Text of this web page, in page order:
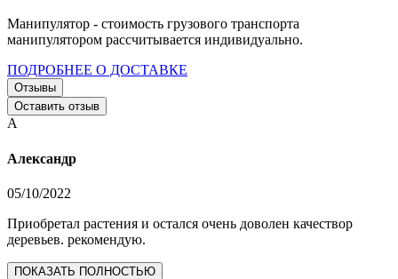
Манипулятор - стоимость грузового транспорта
манипулятором рассчитывается индивидуально.
ПОДРОБНЕЕ О ДОСТАВКЕ
Отзывы
Оставить отзыв
А
Александр
05/10/2022
Приобретал растения и остался очень доволен качествор
деревьев. рекомендую.
ПОКАЗАТЬ ПОЛНОСТЬЮ